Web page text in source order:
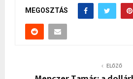
MEGOSZTÁS
ELŐZŐ